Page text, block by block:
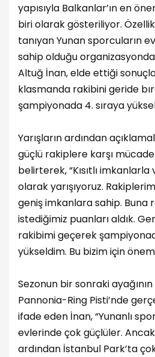
yapısıyla Balkanlar’ın en
biri olarak gösteriliyor.
tanıyan Yunan sporcuların
sahip olduğu
Altuğ İnan, elde ettiği
klasmanda rakibini geride
şampiyonada 4. sıraya
Yarışların ardından
güçlü rakiplere karşı
belirterek, “Kısıtlı
olarak yarışıyoruz.
geniş imkanlara sahip. Buna
istediğimiz puanları aldık.
rakibimi geçerek
yükseldim. Bu bizim için
Sezonun bir sonraki
Pannonia-Ring Pisti’nde
ifade eden İnan, “Yunanlı
evlerinde çok güçlüler.
ardından İstanbul Park’ta